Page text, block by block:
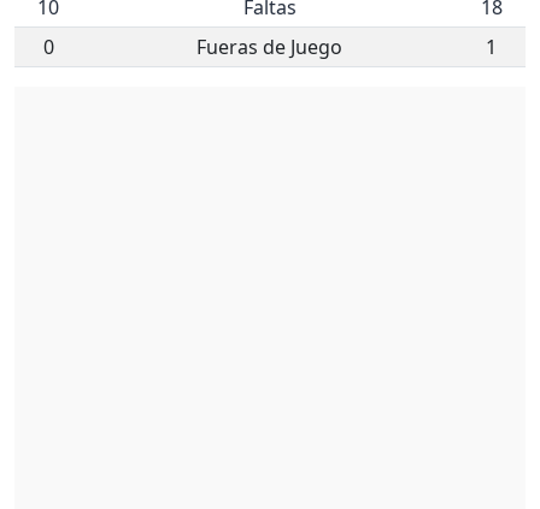
10
Faltas
18
0
Fueras de Juego 1